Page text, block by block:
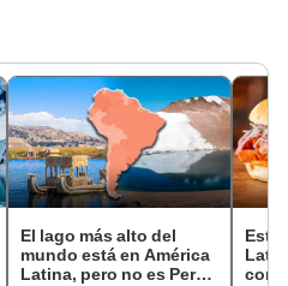
El lago más alto del
mundo está en América
Latina, pero no es Perú
Este
con